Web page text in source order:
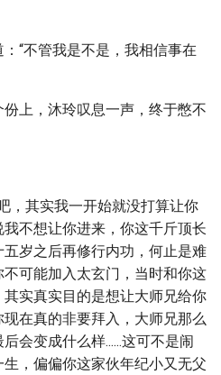
“不管我是不是，我相信事在
上，沐玲叹息一声，终于憋不
，其实我一开始就没打算让你
不想让你进来，你这千斤顶长
岁之后再修行内功，何止是难
可能加入太玄门，当时和你这
实真实目的是想让大师兄给你
在真的非要拜入，大师兄那么
会变成什么样......这可不是闹
，偏偏你这家伙年纪小又无父